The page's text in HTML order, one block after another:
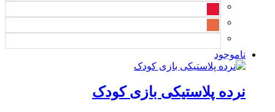
ناموجود
نرده پلاستیکی بازی کودک